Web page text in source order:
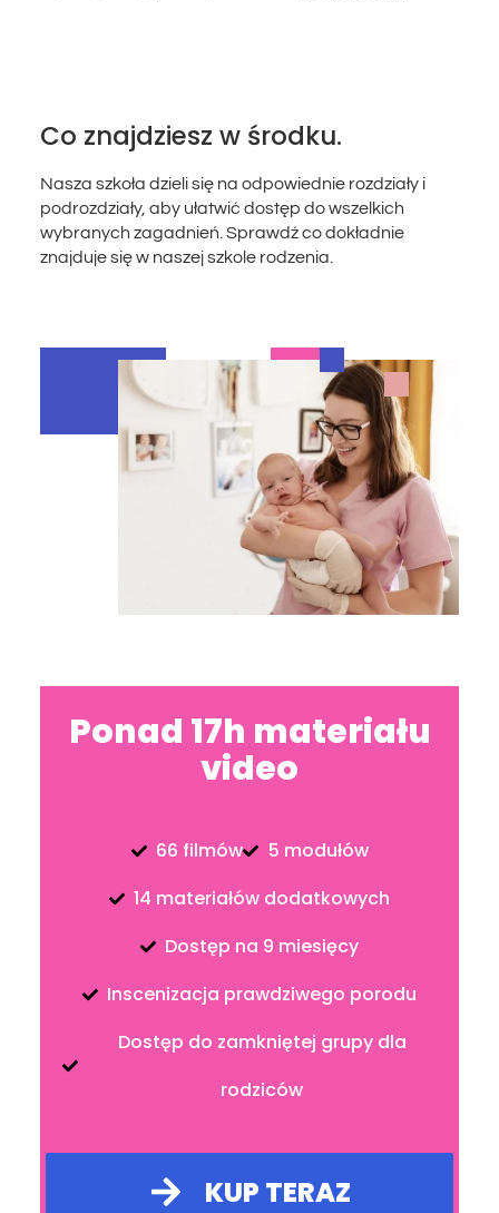
Co znajdziesz w środku.
Nasza szkoła dzieli się na odpowiednie rozdziały i
podrozdziały, aby ułatwić dostęp do wszelkich
wybranych zagadnień. Sprawdź co dokładnie
znajduje się w naszej szkole rodzenia.
Ponad 17h materiału
video
66 filmów
5 modułów
14 materiałów dodatkowych
Dostęp na 9 miesięcy
Inscenizacja prawdziwego porodu
Dostęp do zamkniętej grupy dla
rodziców
KUP TERAZ